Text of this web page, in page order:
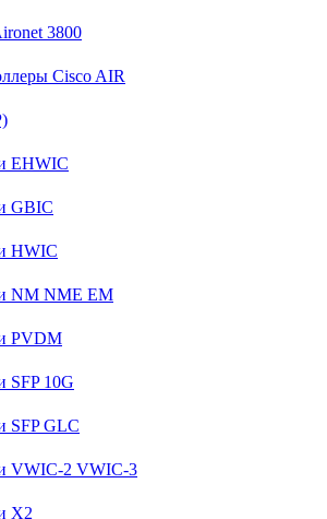
3800
Cisco AIR
EHWIC
GBIC
HWIC
NM NME EM
PVDM
SFP 10G
SFP GLC
VWIC-2 VWIC-3
X2